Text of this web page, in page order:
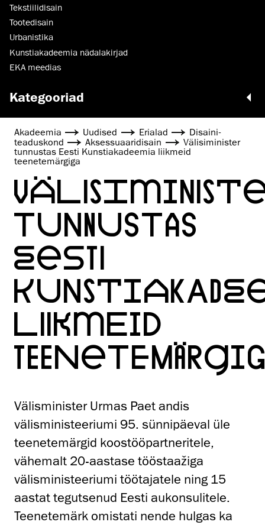
Tekstiilidisain
Tootedisain
Urbanistika
Kunstiakadeemia nädalakirjad
EKA meedias
Kategooriad
Akadeemia Uudised Erialad
Disaini­­
teaduskond
Aksessuaaridisain
Välisiminister
tunnustas Eesti Kunstiakadeemia liikmeid
teenetemärgiga
TUNNUSTAS
EESTI
LIIKMEID
Välisminister Urmas Paet andis
välisministeeriumi 95. sünnipäeval üle
teenetemärgid koostööpartneritele,
vähemalt 20-aastase tööstaažiga
välisministeeriumi töötajatele ning 15
aastat tegutsenud Eesti aukonsulitele.
Teenetemärk omistati nende hulgas ka